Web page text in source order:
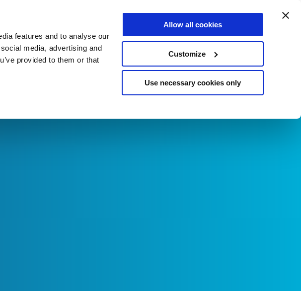
features and to analyse our
media, advertising and
provided to them or that
Allow all cookies
Customize
Use necessary cookies only